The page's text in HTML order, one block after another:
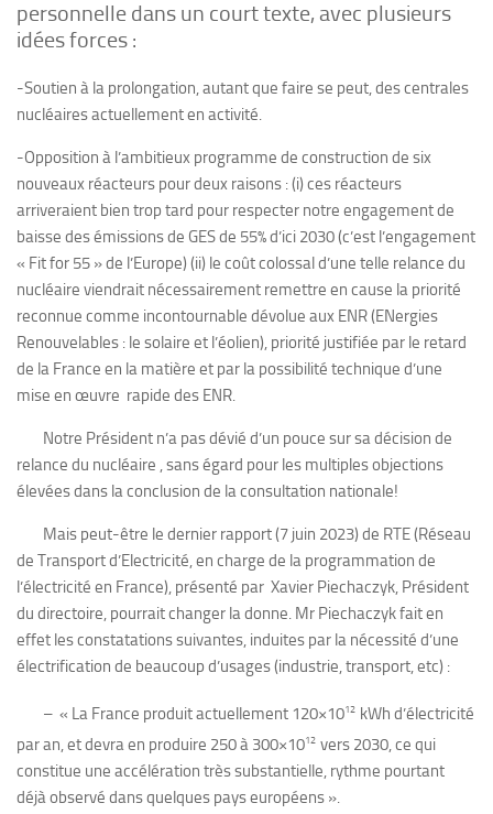
personnelle dans un court texte, avec plusieurs
idées forces :
-Soutien à la prolongation, autant que faire se peut, des centrales
nucléaires actuellement en activité.
-Opposition à l’ambitieux programme de construction de six
nouveaux réacteurs pour deux raisons : (i) ces réacteurs
arriveraient bien trop tard pour respecter notre engagement de
baisse des émissions de GES de 55% d’ici 2030 (c’est l’engagement
« Fit for 55 » de l’Europe) (ii) le coût colossal d’une telle relance du
nucléaire viendrait nécessairement remettre en cause la priorité
reconnue comme incontournable dévolue aux ENR (ENergies
Renouvelables : le solaire et l’éolien), priorité justifiée par le retard
de la France en la matière et par la possibilité technique d’une
mise en œuvre rapide des ENR.
Notre Président n’a pas dévié d’un pouce sur sa décision de
relance du nucléaire , sans égard pour les multiples objections
élevées dans la conclusion de la consultation nationale!
Mais peut-être le dernier rapport (7 juin 2023) de RTE (Réseau
de Transport d’Electricité, en charge de la programmation de
l’électricité en France), présenté par Xavier Piechaczyk, Président
du directoire, pourrait changer la donne. Mr Piechaczyk fait en
effet les constatations suivantes, induites par la nécessité d’une
électrification de beaucoup d’usages (industrie, transport, etc) :
– « La France produit actuellement 120×1012 kWh d’électricité
par an, et devra en produire 250 à 300×1012 vers 2030, ce qui
constitue une accélération très substantielle, rythme pourtant
déjà observé dans quelques pays européens ».